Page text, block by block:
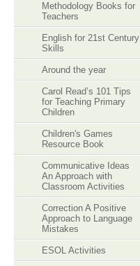
Methodology Books for
Teachers
English for 21st Century
Skills
Around the year
Carol Read’s 101 Tips
for Teaching Primary
Children
Children's Games
Resource Book
Communicative Ideas
An Approach with
Classroom Activities
Correction A Positive
Approach to Language
Mistakes
ESOL Activities